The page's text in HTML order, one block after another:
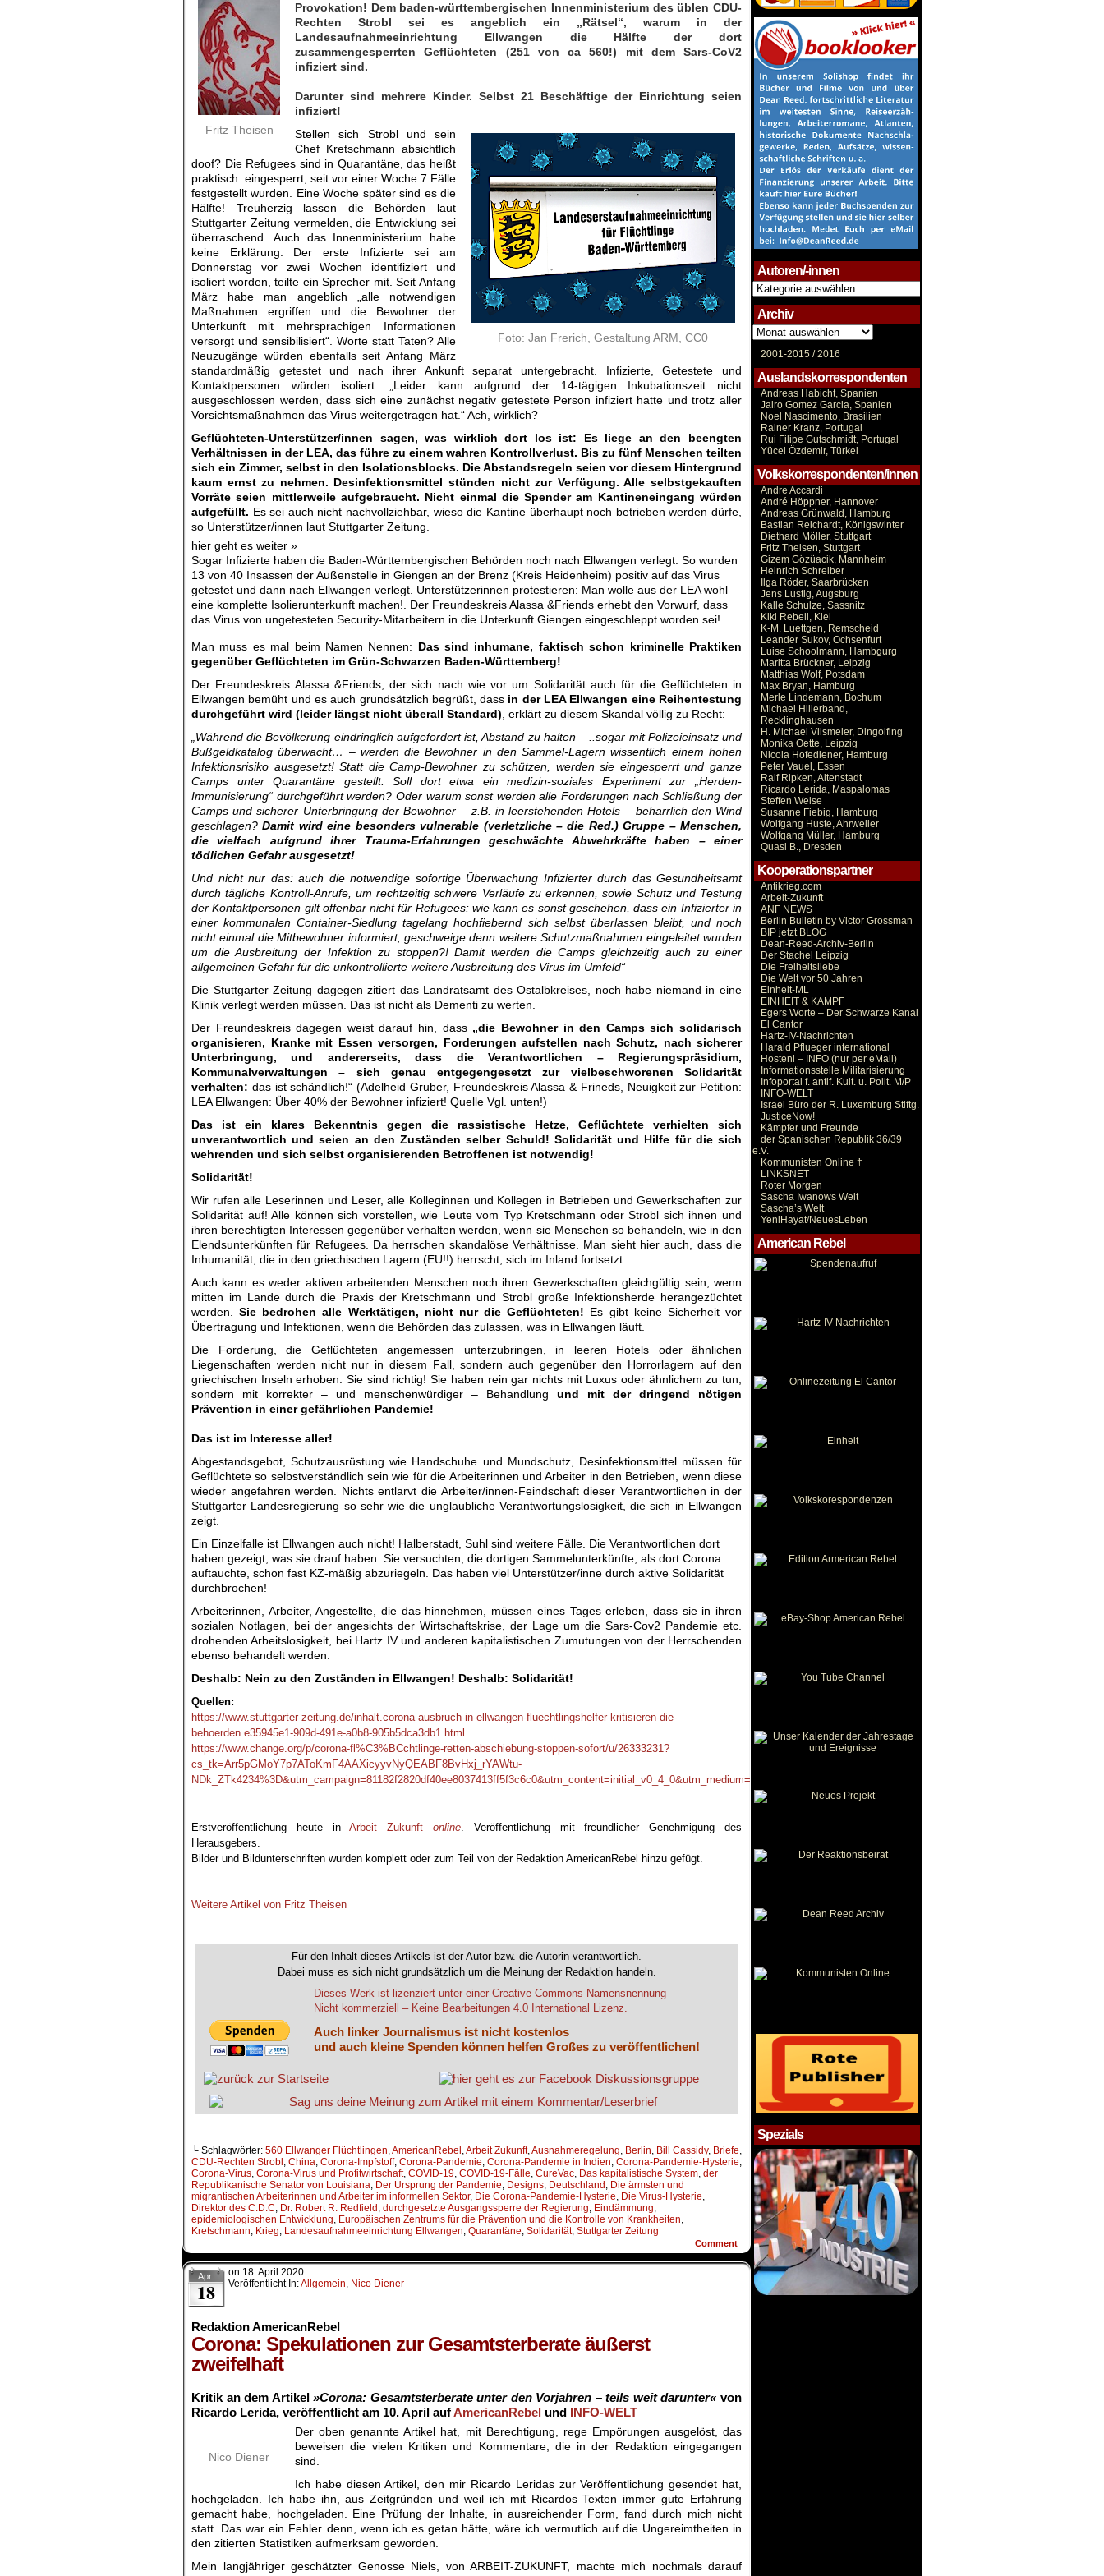
Fritz Theisen
Provokation! Dem baden-württembergischen Innenministerium des üblen CDU-
Rechten Strobl sei es angeblich ein „Rätsel“, warum in der
Landesaufnahmeeinrichtung Ellwangen die Hälfte der dort
zusammengesperrten Geflüchteten (251 von ca 560!) mit dem Sars-CoV2
infiziert sind.
Darunter sind mehrere Kinder. Selbst 21 Beschäftige der Einrichtung seien
infiziert!
Foto: Jan Frerich, Gestaltung ARM, CC0
Stellen sich Strobl und sein
Chef Kretschmann absichtlich
doof? Die Refugees sind in Quarantäne, das heißt
praktisch: eingesperrt, seit vor einer Woche 7 Fälle
festgestellt wurden. Eine Woche später sind es die
Hälfte! Treuherzig lassen die Behörden laut
Stuttgarter Zeitung vermelden, die Entwicklung sei
überraschend. Auch das Innenministerium habe
keine Erklärung. Der erste Infizierte sei am
Donnerstag vor zwei Wochen identifiziert und
isoliert worden, teilte ein Sprecher mit. Seit Anfang
März habe man angeblich „alle notwendigen
Maßnahmen ergriffen und die Bewohner der
Unterkunft mit mehrsprachigen Informationen
versorgt und sensibilisiert“. Worte statt Taten? Alle
Neuzugänge würden ebenfalls seit Anfang März
standardmäßig getestet und nach ihrer Ankunft separat untergebracht. Infizierte, Getestete und
Kontaktpersonen würden isoliert. „Leider kann aufgrund der 14-tägigen Inkubationszeit nicht
ausgeschlossen werden, dass sich eine zunächst negativ getestete Person infiziert hatte und trotz aller
Vorsichtsmaßnahmen das Virus weitergetragen hat.“ Ach, wirklich?
Geflüchteten-Unterstützer/innen sagen, was wirklich dort los ist: Es liege an den beengten
Verhältnissen in der LEA, das führe zu einem wahren Kontrollverlust. Bis zu fünf Menschen teilten
sich ein Zimmer, selbst in den Isolationsblocks. Die Abstandsregeln seien vor diesem Hintergrund
kaum ernst zu nehmen. Desinfektionsmittel stünden nicht zur Verfügung. Alle selbstgekauften
Vorräte seien mittlerweile aufgebraucht. Nicht einmal die Spender am Kantineneingang würden
aufgefüllt. Es sei auch nicht nachvollziehbar, wieso die Kantine überhaupt noch betrieben werden dürfe,
so Unterstützer/innen laut Stuttgarter Zeitung.
hier geht es weiter »
Sogar Infizierte haben die Baden-Württembergischen Behörden noch nach Ellwangen verlegt. So wurden
13 von 40 Insassen der Außenstelle in Giengen an der Brenz (Kreis Heidenheim) positiv auf das Virus
getestet und dann nach Ellwangen verlegt. Unterstützerinnen protestieren: Man wolle aus der LEA wohl
eine komplette Isolierunterkunft machen!. Der Freundeskreis Alassa &Friends erhebt den Vorwurf, dass
das Virus von ungetesteten Security-Mitarbeitern in die Unterkunft Giengen eingeschleppt worden sei!
Man muss es mal beim Namen Nennen: Das sind inhumane, faktisch schon kriminelle Praktiken
gegenüber Geflüchteten im Grün-Schwarzen Baden-Württemberg!
Der Freundeskreis Alassa &Friends, der sich nach wie vor um Solidarität auch für die Geflüchteten in
Ellwangen bemüht und es auch grundsätzlich begrüßt, dass in der LEA Ellwangen eine Reihentestung
durchgeführt wird (leider längst nicht überall Standard) , erklärt zu diesem Skandal völlig zu Recht:
„Während die Bevölkerung eindringlich aufgefordert ist, Abstand zu halten – ..sogar mit Polizeieinsatz und
Bußgeldkatalog überwacht… – werden die Bewohner in den Sammel-Lagern wissentlich einem hohen
Infektionsrisiko ausgesetzt! Statt die Camp-Bewohner zu schützen, werden sie eingesperrt und ganze
Camps unter Quarantäne gestellt. Soll dort etwa ein medizin-soziales Experiment zur „Herden-
Immunisierung“ durchgeführt werden? Oder warum sonst werden alle Forderungen nach Schließung der
Camps und sicherer Unterbringung der Bewohner – z.B. in leerstehenden Hotels – beharrlich den Wind
geschlagen?Damit wird eine besonders vulnerable (verletzliche – die Red.) Gruppe – Menschen,
die vielfach aufgrund ihrer Trauma-Erfahrungen geschwächte Abwehrkräfte haben – einer
tödlichen Gefahr ausgesetzt!
Und nicht nur das: auch die notwendige sofortige Überwachung Infizierter durch das Gesundheitsamt
durch tägliche Kontroll-Anrufe, um rechtzeitig schwere Verläufe zu erkennen, sowie Schutz und Testung
der Kontaktpersonen gilt offenbar nicht für Refugees: wie kann es sonst geschehen, dass ein Infizierter in
einer kommunalen Container-Siedlung tagelang hochfiebernd sich selbst überlassen bleibt, und noch
nicht einmal die Mitbewohner informiert, geschweige denn weitere Schutzmaßnahmen eingeleitet wurden
um die Ausbreitung der Infektion zu stoppen?! Damit werden die Camps gleichzeitig auch zu einer
allgemeinen Gefahr für die unkontrollierte weitere Ausbreitung des Virus im Umfeld“
Die Stuttgarter Zeitung dagegen zitiert das Landratsamt des Ostalbkreises, noch habe niemand in eine
Klinik verlegt werden müssen. Das ist nicht als Dementi zu werten.
Der Freundeskreis dagegen weist darauf hin, dass „die Bewohner in den Camps sich solidarisch
organisieren, Kranke mit Essen versorgen, Forderungen aufstellen nach Schutz, nach sicherer
Unterbringung, und andererseits, dass die Verantwortlichen – Regierungspräsidium,
Kommunalverwaltungen – sich genau entgegengesetzt zur vielbeschworenen Solidarität
verhalten: das ist schändlich!“ (Adelheid Gruber, Freundeskreis Alassa & Frineds, Neuigkeit zur Petition:
LEA Ellwangen: Über 40% der Bewohner infiziert! Quelle Vgl. unten!)
Das ist ein klares Bekenntnis gegen die rassistische Hetze, Geflüchtete verhielten sich
unverantwortlich und seien an den Zuständen selber Schuld! Solidarität und Hilfe für die sich
wehrenden und sich selbst organisierenden Betroffenen ist notwendig!
Solidarität!
Wir rufen alle Leserinnen und Leser, alle Kolleginnen und Kollegen in Betrieben und Gewerkschaften zur
Solidarität auf! Alle können sich vorstellen, wie Leute vom Typ Kretschmann oder Strobl sich ihnen und
ihren berechtigten Interessen gegenüber verhalten werden, wenn sie Menschen so behandeln, wie in den
Elendsunterkünften für Refugees. Da herrschen skandalöse Verhältnisse. Man sieht hier auch, dass die
Inhumanität, die in den griechischen Lagern (EU!!) herrscht, sich im Inland fortsetzt.
Auch kann es weder aktiven arbeitenden Menschen noch ihren Gewerkschaften gleichgültig sein, wenn
mitten im Lande durch die Praxis der Kretschmann und Strobl große Infektionsherde herangezüchtet
werden.Sie bedrohen alle Werktätigen, nicht nur die Geflüchteten! Es gibt keine Sicherheit vor
Übertragung und Infektionen, wenn die Behörden das zulassen, was in Ellwangen läuft.
Die Forderung, die Geflüchteten angemessen unterzubringen, in leeren Hotels oder ähnlichen
Liegenschaften werden nicht nur in diesem Fall, sondern auch gegenüber den Horrorlagern auf den
griechischen Inseln erhoben. Sie sind richtig! Sie haben rein gar nichts mit Luxus oder ähnlichem zu tun,
sondern mit korrekter – und menschenwürdiger – Behandlung und mit der dringend nötigen
Prävention in einer gefährlichen Pandemie!
Das ist im Interesse aller!
Abgestandsgebot, Schutzausrüstung wie Handschuhe und Mundschutz, Desinfektionsmittel müssen für
Geflüchtete so selbstverständlich sein wie für die Arbeiterinnen und Arbeiter in den Betrieben, wenn diese
wieder angefahren werden. Nichts entlarvt die Arbeiter/innen-Feindschaft dieser Verantwortlichen in der
Stuttgarter Landesregierung so sehr wie die unglaubliche Verantwortungslosigkeit, die sich in Ellwangen
zeigt.
Ein Einzelfalle ist Ellwangen auch nicht! Halberstadt, Suhl sind weitere Fälle. Die Verantwortlichen dort
haben gezeigt, was sie drauf haben. Sie versuchten, die dortigen Sammelunterkünfte, als dort Corona
auftauchte, schon fast KZ-mäßig abzuriegeln. Das haben viel Unterstützer/inne durch aktive Solidarität
durchbrochen!
Arbeiterinnen, Arbeiter, Angestellte, die das hinnehmen, müssen eines Tages erleben, dass sie in ihren
sozialen Notlagen, bei der angesichts der Wirtschaftskrise, der Lage um die Sars-Cov2 Pandemie etc.
drohenden Arbeitslosigkeit, bei Hartz IV und anderen kapitalistischen Zumutungen von der Herrschenden
ebenso behandelt werden.
Deshalb: Nein zu den Zuständen in Ellwangen! Deshalb: Solidarität!
Quellen:
https://www.stuttgarter-zeitung.de/inhalt.corona-ausbruch-in-ellwangen-fluechtlingshelfer-kritisieren-die-
behoerden.e35945e1-909d-491e-a0b8-905b5dca3db1.html
https://www.change.org/p/corona-fl%C3%BCchtlinge-retten-abschiebung-stoppen-sofort/u/26333231?
cs_tk=Arr5pGMoY7p7AToKmF4AAXicyyvNyQEABF8BvHxj_rYAWtu-
NDk_ZTk4234%3D&utm_campaign=81182f2820df40ee8037413ff5f3c6c0&utm_content=initial_v0_4_0&utm_medium=email&utm_source=petition_update&utm_term=cs
Erstveröffentlichung heute inArbeit Zukunftonline. Veröffentlichung mit freundlicher Genehmigung des
Herausgebers.
Bilder und Bildunterschriften wurden komplett oder zum Teil von der Redaktion AmericanRebel hinzu gefügt.
Weitere Artikel von Fritz Theisen
Für den Inhalt dieses Artikels ist der Autor bzw. die Autorin verantwortlich.
Dabei muss es sich nicht grundsätzlich um die Meinung der Redaktion handeln.
Dieses Werk ist lizenziert unter einer Creative Commons Namensnennung –
Nicht kommerziell – Keine Bearbeitungen 4.0 International Lizenz.
Auch linker Journalismus ist nicht kostenlos
und auch kleine Spenden können helfen Großes zu veröffentlichen!
└ Schlagwörter: 560 Ellwanger Flüchtlingen,AmericanRebel ,Arbeit Zukunft,Ausnahmeregelung, Berlin, Bill Cassidy, Briefe,
CDU-Rechten Strobl , China, Corona-Impfstoff, Corona-Pandemie, Corona-Pandemie in Indien, Corona-Pandemie-Hysterie,
Corona-Virus, Corona-Virus und Profitwirtschaft, COVID-19, COVID-19-Fälle, CureVac, Das kapitalistische System, der
Republikanische Senator von Louisiana, Der Ursprung der Pandemie, Designs, Deutschland , Die ärmsten und
migrantischen Arbeiterinnen und Arbeiter im informellen Sektor, Die Corona-Pandemie-Hysterie, Die Virus-Hysterie,
Direktor des C.D.C, Dr. Robert R. Redfield , durchgesetzte Ausgangssperre der Regierung, Eindämmung,
epidemiologischen Entwicklung, Europäischen Zentrums für die Prävention und die Kontrolle von Krankheiten,
Kretschmann, Krieg, Landesaufnahmeeinrichtung Ellwangen, Quarantäne, Solidarität, Stuttgarter Zeitung
Comment
Apr.
18
on 18. April 2020
Veröffentlicht In:Allgemein, Nico Diener
Redaktion AmericanRebel
Corona: Spekulationen zur Gesamtsterberate äußerst
zweifelhaft
Kritik an dem Artikel»Corona: Gesamtsterberate unter den Vorjahren – teils weit darunter« von
Ricardo Lerida, veröffentlicht am 10. April aufAmericanRebel und INFO-WELT
Nico Diener
Der oben genannte Artikel hat, mit Berechtigung, rege Empörungen ausgelöst, das
beweisen die vielen Kritiken und Kommentare, die in der Redaktion eingegangen
sind.
Ich habe diesen Artikel, den mir Ricardo Leridas zur Veröffentlichung gesendet hat,
hochgeladen. Ich habe ihn, aus Zeitgründen und weil ich mit Ricardos Texten immer gute Erfahrung
gemacht habe, hochgeladen. Eine Prüfung der Inhalte, in ausreichender Form, fand durch mich nicht
statt. Das war ein Fehler denn, wenn ich es getan hätte, wäre ich vermutlich auf die Ungereimtheiten in
den zitierten Statistiken aufmerksam geworden.
Mein langjähriger geschätzter Genosse Niels, von ARBEIT-ZUKUNFT, machte mich nochmals darauf
Autoren/-innen
Autoren/-
innen
Archiv
Archiv
2001-2015 /2016
Auslandskorrespondenten
Andreas Habicht, Spanien
Jairo Gomez Garcia, Spanien
Noel Nascimento, Brasilien
Rainer Kranz, Portugal
Rui Filipe Gutschmidt, Portugal
Yücel Özdemir, Türkei
Volkskorrespondenten/innen
Andre Accardi
André Höppner, Hannover
Andreas Grünwald, Hamburg
Bastian Reichardt, Königswinter
Diethard Möller, Stuttgart
Fritz Theisen, Stuttgart
Gizem Gözüacik, Mannheim
Heinrich Schreiber
Ilga Röder, Saarbrücken
Jens Lustig, Augsburg
Kalle Schulze, Sassnitz
Kiki Rebell, Kiel
K-M. Luettgen, Remscheid
Leander Sukov, Ochsenfurt
Luise Schoolmann, Hambgurg
Maritta Brückner, Leipzig
Matthias Wolf, Potsdam
Max Bryan, Hamburg
Merle Lindemann, Bochum
Michael Hillerband,
Recklinghausen
H. Michael Vilsmeier, Dingolfing
Monika Oette, Leipzig
Nicola Hofediener, Hamburg
Peter Vauel, Essen
Ralf Ripken, Altenstadt
Ricardo Lerida, Maspalomas
Steffen Weise
Susanne Fiebig, Hamburg
Wolfgang Huste, Ahrweiler
Wolfgang Müller, Hamburg
Quasi B., Dresden
Kooperationspartner
Antikrieg.com
Arbeit-Zukunft
ANF NEWS
Berlin Bulletin by Victor Grossman
BIP jetzt BLOG
Dean-Reed-Archiv-Berlin
Der Stachel Leipzig
Die Freiheitsliebe
Die Welt vor 50 Jahren
Einheit-ML
EINHEIT & KAMPF
Egers Worte – Der Schwarze Kanal
El Cantor
Hartz-IV-Nachrichten
Harald Pflueger international
Hosteni – INFO (nur per eMail)
Informationsstelle Militarisierung
Infoportal f. antif. Kult. u. Polit. M/P
INFO-WELT
Israel Büro der R. Luxemburg Stiftg.
JusticeNow!
Kämpfer und Freunde
der Spanischen Republik 36/39
e.V.
Kommunisten Online †
LINKSNET
Roter Morgen
Sascha Iwanows Welt
Sascha’s Welt
YeniHayat/NeuesLeben
American Rebel
Spezials